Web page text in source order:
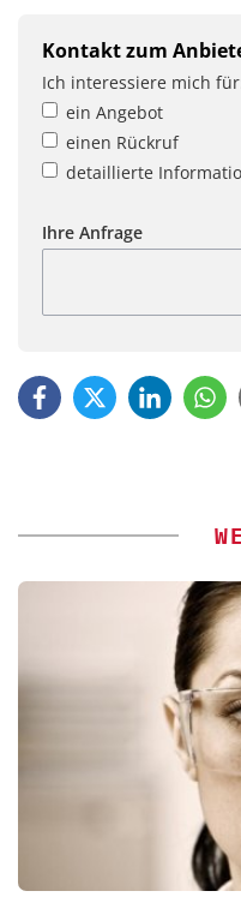
Kontakt zum
Ich interessiere mich
ein Angebot
einen Rückruf
detaillierte
Ihre Anfrage